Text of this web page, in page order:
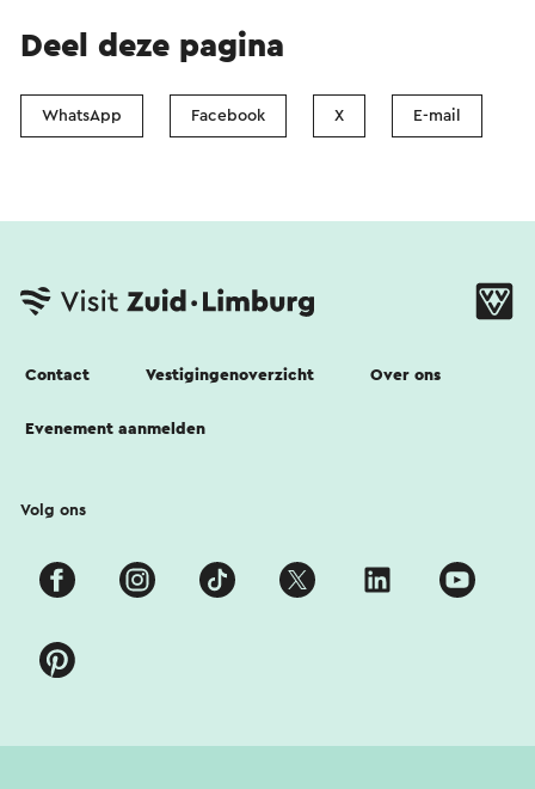
Deel deze pagina
WhatsApp Facebook X E-mail
Contact Vestigingenoverzicht Over ons
Evenement aanmelden
Volg ons